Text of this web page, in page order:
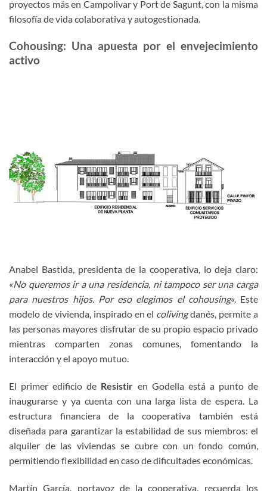
proyectos más en Campolivar y Port de Sagunt, con la misma
filosofía de vida colaborativa y autogestionada.
Cohousing: Una apuesta por el envejecimiento
activo
Anabel Bastida, presidenta de la cooperativa, lo deja claro:
«No queremos ir a una residencia, ni tampoco ser una carga
para nuestros hijos. Por eso elegimos el cohousing«. Este
modelo de vivienda, inspirado en el colivingdanés, permite a
las personas mayores disfrutar de su propio espacio privado
mientras comparten zonas comunes, fomentando la
interacción y el apoyo mutuo.
El primer edificio de Resistir en Godella está a punto de
inaugurarse y ya cuenta con una larga lista de espera. La
estructura financiera de la cooperativa también está
diseñada para garantizar la estabilidad de sus miembros: el
alquiler de las viviendas se cubre con un fondo común,
permitiendo flexibilidad en caso de dificultades económicas.
Martín García, portavoz de la cooperativa, recuerda los